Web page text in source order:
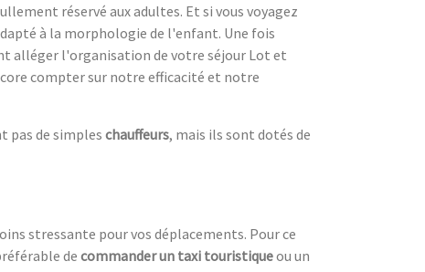
réservé aux adultes. Et si vous voyagez
à la morphologie de l'enfant. Une fois
alléger l'organisation de votre séjour Lot et
compter sur notre efficacité et notre
pas de simpleschauffeurs, mais ils sont dotés de
stressante pour vos déplacements. Pour ce
de commander un taxi touristiqueou un